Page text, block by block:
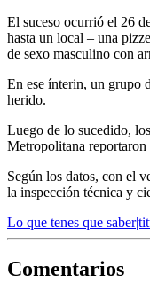
El suceso ocurrió el 26
hasta un local – una
de sexo masculino con
En ese ínterin, un grupo
herido.
Luego de lo sucedido,
Metropolitana
Según los datos, con el
la inspección técnica y
Lo que tenes que
Comentarios